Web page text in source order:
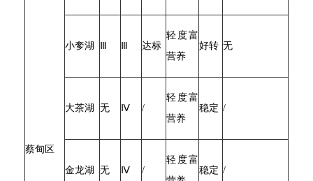
蔡甸区
小奓湖 达标
轻度富
营养
好转 无
大茶湖 无 Ⅳ /
轻度富
营养
稳定 /
金龙湖 无 Ⅳ /
轻度富
稳定 /